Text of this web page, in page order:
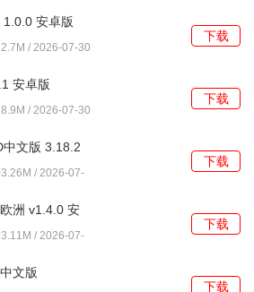
过手指在屏幕上滑动来引导孢子的移
吸收场景中发光的能量微粒和更小的
显示当前积累的生物质总量，当进度
伪足，每种选择都会永久性地改变孢
获得若干基因点数，这些点数可以分
安卓版
/ 2026-07-30
下载
安卓版
/ 2026-07-30
下载
文版 3.18.2
/ 2026-07-
下载
洲 v1.4.0 安
/ 2026-07-
下载
文版
下载